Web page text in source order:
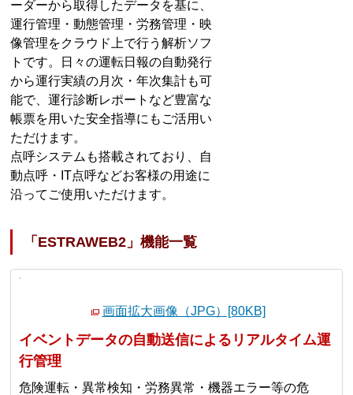
ーダーから取得したデータを基に、
運行管理・動態管理・労務管理・映
像管理をクラウド上で行う解析ソフ
トです。日々の運転日報の自動発行
から運行実績の月次・年次集計も可
能で、運行診断レポートなど豊富な
帳票を用いた安全指導にもご活用い
ただけます。
点呼システムも搭載されており、自
動点呼・IT点呼などお客様の用途に
沿ってご使用いただけます。
「ESTRAWEB2」機能一覧
画面拡大画像（JPG）[80KB]
イベントデータの自動送信によるリアルタイム運
行管理
危険運転・異常検知・労務異常・機器エラー等の危